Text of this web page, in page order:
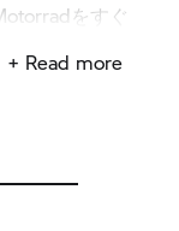
をすぐ
+ Read more